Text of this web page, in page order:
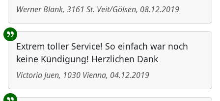
Werner Blank, 3161 St. Veit/Gölsen, 08.12.2019
Extrem toller Service! So einfach war noch
keine Kündigung! Herzlichen Dank
Victoria Juen, 1030 Vienna, 04.12.2019